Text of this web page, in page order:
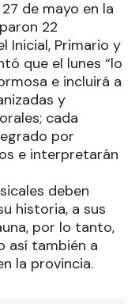
de mayo en la
22
Inicial, Primario y
que el lunes “lo
e incluirá a
y
cada
por
e interpretarán
deben
historia, a sus
por lo tanto,
así también a
la provincia.